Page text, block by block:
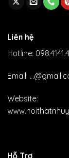
Liên hệ
Hotline:
Email:
Website:
Hỗ Trợ